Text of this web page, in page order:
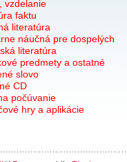
vzdelanie
faktu
literatúra
náučná pre dospelých
literatúra
predmety a ostatné
slovo
CD
počúvanie
hry a aplikácie